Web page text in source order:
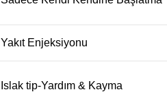
Yakıt Enjeksiyonu
Islak tip-Yardım & Kayma